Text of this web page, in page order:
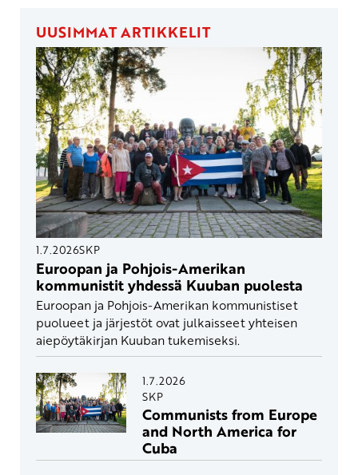
UUSIMMAT ARTIKKELIT
1.7.2026SKP
Euroopan ja Pohjois-Amerikan
kommunistit yhdessä Kuuban puolesta
Euroopan ja Pohjois-Amerikan kommunistiset
puolueet ja järjestöt ovat julkaisseet yhteisen
aiepöytäkirjan Kuuban tukemiseksi.
1.7.2026
SKP
Communists from Europe
and North America for
Cuba